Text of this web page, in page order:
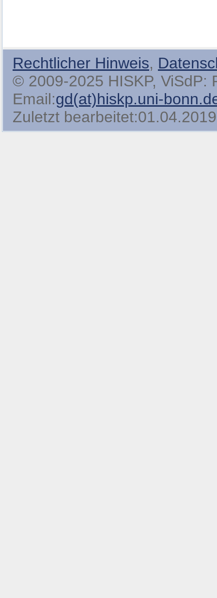
Rechtlicher Hinweis,
© 2009-2025 HISKP, ViSdP:
Email:gd(at)hiskp.uni-
Zuletzt